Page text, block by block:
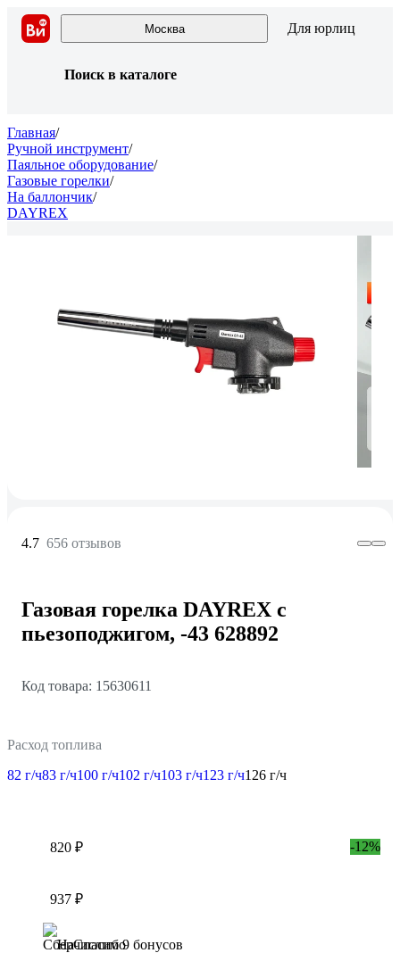
Москва Для юрлиц
Поиск в каталоге
Главная/
Ручной инструмент/
Паяльное оборудование/
Газовые горелки/
На баллончик/
DAYREX
4.7 656 отзывов
Газовая горелка DAYREX с
пьезоподжигом, -43 628892
Код товара: 15630611
Расход топлива
82 г/ч83 г/ч100 г/ч102 г/ч103 г/ч123 г/ч126 г/ч
820 ₽ -12%
937 ₽
Начислим 9 бонусов